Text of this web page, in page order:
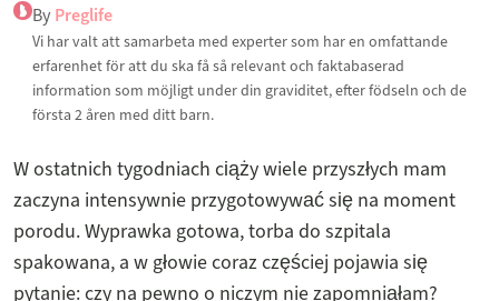
By Preglife
Vi har valt att samarbeta med experter som har en omfattande
erfarenhet för att du ska få så relevant och faktabaserad
information som möjligt under din graviditet, efter födseln och de
första 2 åren med ditt barn.
W ostatnich tygodniach ciąży wiele przyszłych mam
zaczyna intensywnie przygotowywać się na moment
porodu. Wyprawka gotowa, torba do szpitala
spakowana, a w głowie coraz częściej pojawia się
pytanie: czy na pewno o niczym nie zapomniałam?